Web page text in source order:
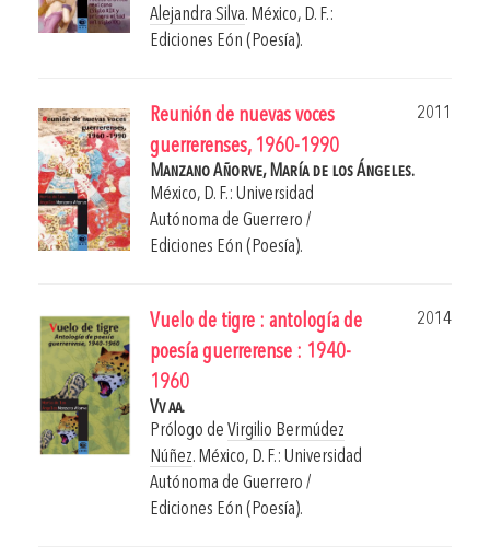
Alejandra Silva. México, D. F.:
Ediciones Eón (Poesía).
Reunión de nuevas voces
guerrerenses, 1960-1990
2011
Manzano Añorve, María de los Ángeles.
México, D. F.: Universidad
Autónoma de Guerrero /
Ediciones Eón (Poesía).
Vuelo de tigre : antología de
poesía guerrerense : 1940-
1960
2014
Vv aa.
Prólogo de Virgilio Bermúdez
Núñez. México, D. F.: Universidad
Autónoma de Guerrero /
Ediciones Eón (Poesía).